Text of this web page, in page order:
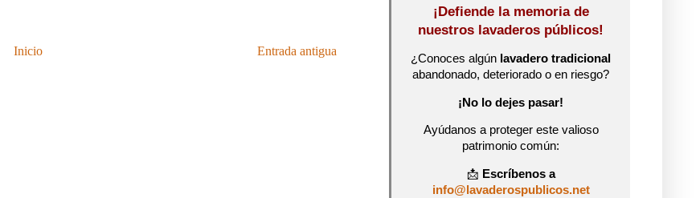
Entrada antigua
Inicio
¡Defiende la memoria de
nuestros lavaderos públicos!
¿Conoces algún lavadero tradicional
abandonado, deteriorado o en riesgo?
¡No lo dejes pasar!
Ayúdanos a proteger este valioso
patrimonio común:
📩 Escríbenos a
info@lavaderospublicos.net